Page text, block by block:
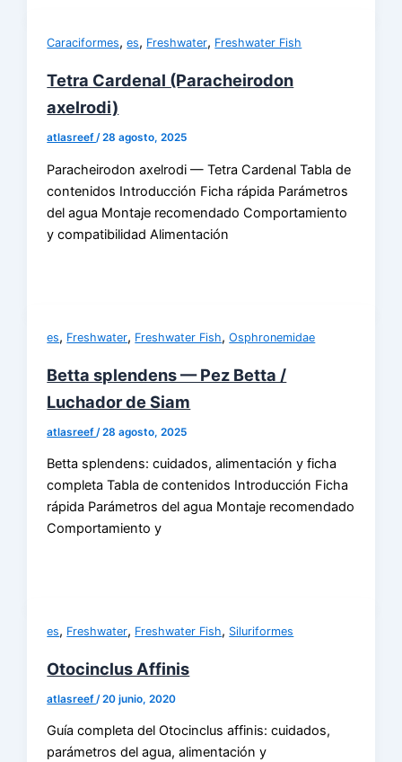
Caraciformes,es, Freshwater, Freshwater Fish
Tetra Cardenal (Paracheirodon
axelrodi)
atlasreef/28 agosto, 2025
Paracheirodon axelrodi — Tetra Cardenal Tabla de
contenidos Introducción Ficha rápida Parámetros
del agua Montaje recomendado Comportamiento
y compatibilidad Alimentación
es, Freshwater, Freshwater Fish,Osphronemidae
Betta splendens — Pez Betta /
Luchador de Siam
atlasreef /28 agosto, 2025
Betta splendens: cuidados, alimentación y ficha
completa Tabla de contenidos Introducción Ficha
rápida Parámetros del agua Montaje recomendado
Comportamiento y
es, Freshwater, Freshwater Fish, Siluriformes
Otocinclus Affinis
atlasreef/20 junio, 2020
Guía completa del Otocinclus affinis: cuidados,
parámetros del agua, alimentación y